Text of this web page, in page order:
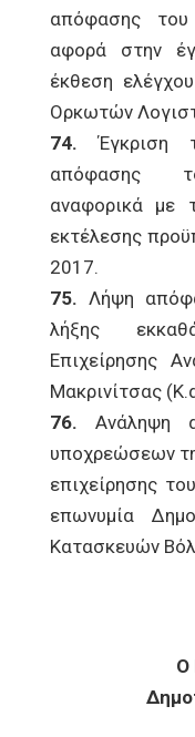
απόφασης
αφορά στην
έκθεση
Ορκωτών
74. Έγκριση
απόφασης
αναφορικά με
εκτέλεσης
2017.
75. Λήψη
λήξης
Επιχείρησης
Μακρινίτσας
76. Ανάληψη
υποχρεώσεων
επιχείρησης
επωνυμία
Κατασκευών
Ο